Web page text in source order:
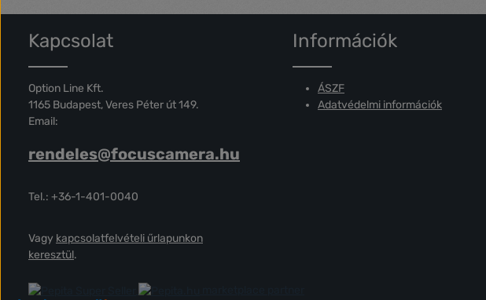
Kapcsolat
Option Line Kft.
1165 Budapest, Veres Péter út 149.
Email:
rendeles@focuscamera.hu
Tel.: +36-1-401-0040
Vagy kapcsolatfelvételi űrlapunkon
keresztül.
Információk
ÁSZF
Adatvédelmi információk